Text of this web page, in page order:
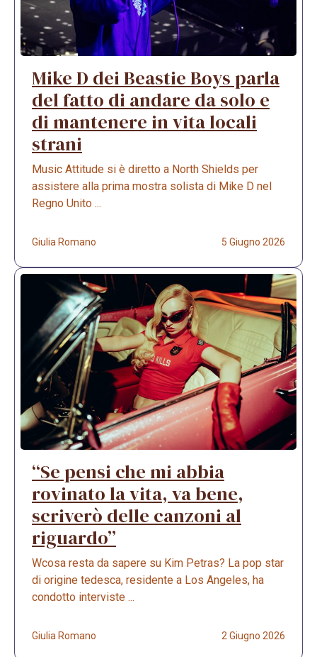
Mike D dei Beastie Boys parla
del fatto di andare da solo e
di mantenere in vita locali
strani
Music Attitude si è diretto a North Shields per
assistere alla prima mostra solista di Mike D nel
Regno Unito ...
Giulia Romano 5 Giugno 2026
“Se pensi che mi abbia
rovinato la vita, va bene,
scriverò delle canzoni al
riguardo”
Wcosa resta da sapere su Kim Petras? La pop star
di origine tedesca, residente a Los Angeles, ha
condotto interviste ...
Giulia Romano 2 Giugno 2026